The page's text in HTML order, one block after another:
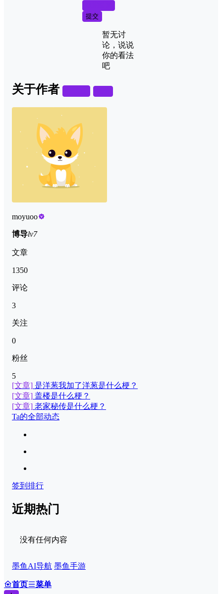
提交
暂无讨
论，说说
你的看法
吧
关于作者
moyuoo
博导lv7
文章
1350
评论
3
关注
0
粉丝
5
[文章] 是洋葱我加了洋葱是什么梗？
[文章] 盖楼是什么梗？
[文章] 老家秘传是什么梗？
Ta的全部动态
签到排行
近期热门
没有任何内容
墨鱼AI导航 墨鱼手游
首页 菜单